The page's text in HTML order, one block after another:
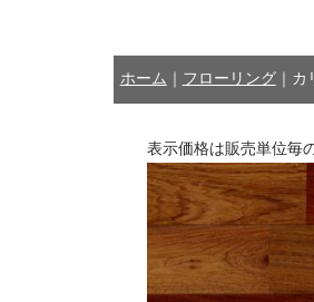
ホーム ｜ フローリング｜ カ
表示価格は販売単位毎